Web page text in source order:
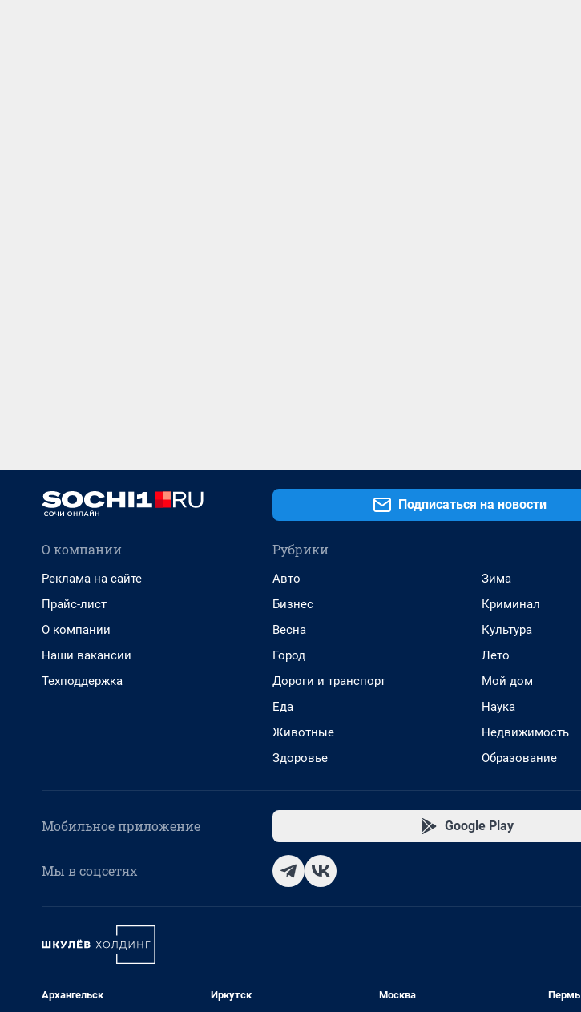
Подписаться на новости
О компании
Реклама на сайте
Прайс-лист
О компании
Наши вакансии
Техподдержка
Рубрики
Авто
Бизнес
Весна
Город
Дороги и транспорт
Еда
Животные
Здоровье
Зима
Криминал
Культура
Лето
Мой дом
Наука
Недвижимость
Образование
Мобильное приложение Google Play
Мы в соцсетях
Архангельск
Иркутск
Москва
Пермь